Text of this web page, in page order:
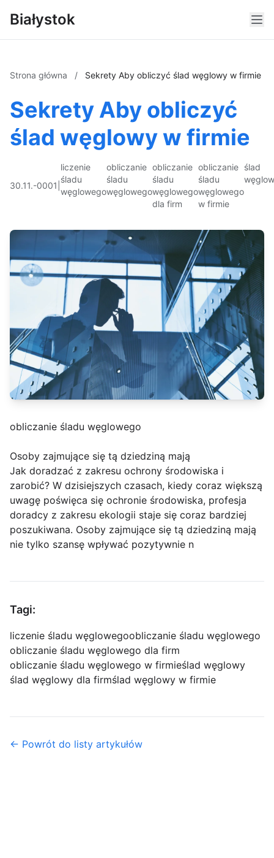
Białystok
Strona główna / Sekrety Aby obliczyć ślad węglowy w firmie
Sekrety Aby obliczyć
ślad węglowy w firmie
30.11.-0001
liczenie
śladu
węglowego
obliczanie
śladu
węglowego
obliczanie
śladu
węglowego
dla firm
obliczanie
śladu
węglowego
w firmie
ślad
obliczanie śladu węglowego
Osoby zajmujące się tą dziedziną mają
Jak doradzać z zakresu ochrony środowiska i
zarobić? W dzisiejszych czasach, kiedy coraz większą
uwagę poświęca się ochronie środowiska, profesja
doradcy z zakresu ekologii staje się coraz bardziej
poszukiwana. Osoby zajmujące się tą dziedziną mają
nie tylko szansę wpływać pozytywnie n
Tagi:
liczenie śladu węglowegoobliczanie śladu węglowego
obliczanie śladu węglowego dla firm
obliczanie śladu węglowego w firmieślad węglowy
ślad węglowy dla firmślad węglowy w firmie
← Powrót do listy artykułów